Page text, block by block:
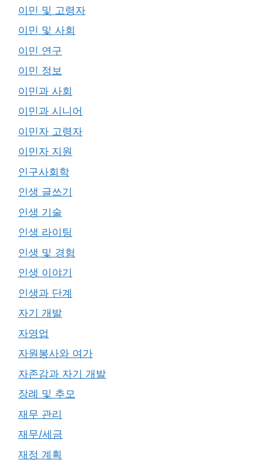
이민 및 고령자
이민 및 사회
이민 연구
이민 정보
이민과 사회
이민과 시니어
이민자 고령자
이민자 지원
인구사회학
인생 글쓰기
인생 기술
인생 라이팅
인생 및 경험
인생 이야기
인생과 단계
자기 개발
자영업
자원봉사와 여가
자존감과 자기 개발
장례 및 추모
재무 관리
재무/세금
재정 계획